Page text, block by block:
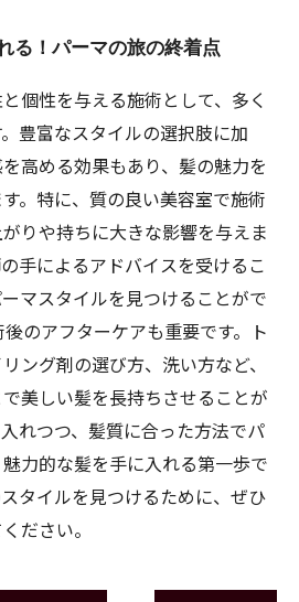
る！パーマの旅の終着点
個性を与える施術として、多く
豊富なスタイルの選択肢に加
高める効果もあり、髪の魅力を
。特に、質の良い美容室で施術
りや持ちに大きな影響を与えま
手によるアドバイスを受けるこ
マスタイルを見つけることがで
のアフターケアも重要です。ト
ング剤の選び方、洗い方など、
美しい髪を長持ちさせることが
れつつ、髪質に合った方法でパ
力的な髪を手に入れる第一歩で
タイルを見つけるために、ぜひ
ださい。